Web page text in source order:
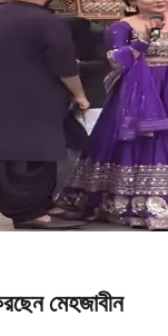
মেহজাবীন